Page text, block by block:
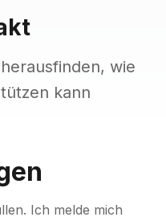
wie
kann
Ich melde mich